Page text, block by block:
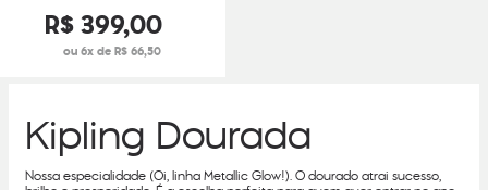
R$399,00
ou 6x de R$ 66,50
Kipling Dourada
Nossa especialidade (Oi, linha Metallic Glow!). O dourado atrai sucesso,